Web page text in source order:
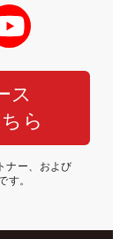
ス
ら
ナー、および
す。